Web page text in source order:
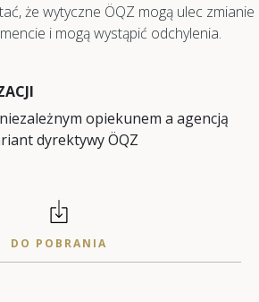
że wytyczne ÖQZ mogą ulec zmianie
i mogą wystąpić odchylenia.
opiekunem a agencją
dyrektywy ÖQZ
DO POBRANIA